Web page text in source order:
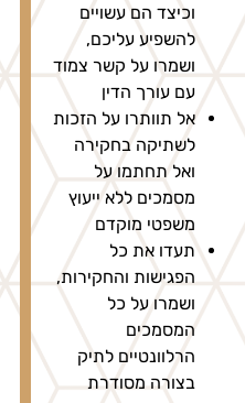
וכיצד הם עשויים
להשפיע עליכם,
ושמרו על קשר צמוד
עם עורך הדין
אל תוותרו על הזכות
לשתיקה בחקירה
ואל תחתמו על
מסמכים ללא ייעוץ
משפטי מוקדם
תעדו את כל
הפגישות והחקירות,
ושמרו על כל
המסמכים
הרלוונטיים לתיק
בצורה מסודרת